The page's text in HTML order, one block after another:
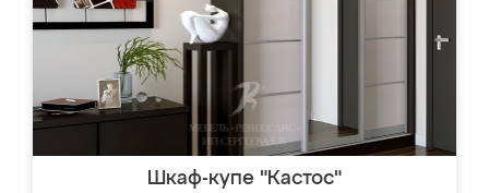
Шкаф-купе "Кастос"